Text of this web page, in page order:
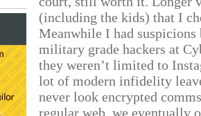
(including the kids) that I
Meanwhile I had
military grade hackers at
they weren’t limited to
lot of modern infidelity
never look encrypted
regular web. we eventually